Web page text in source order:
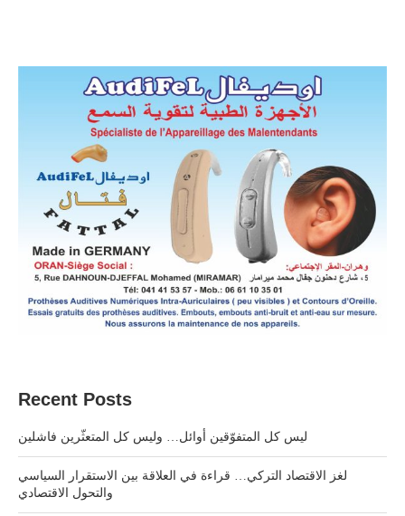
Recent Posts
ليس كل المتفوّقين أوائل… وليس كل المتعثّرين فاشلين
لغز الاقتصاد التركي… قراءة في العلاقة بين الاستقرار السياسي
والتحول الاقتصادي